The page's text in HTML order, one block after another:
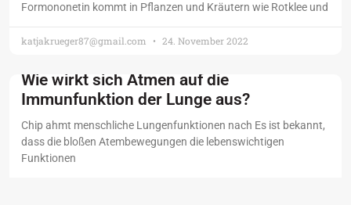
Formononetin kommt in Pflanzen und Kräutern wie Rotklee und
katjakrueger87@gmail.com 24. November 2022
Wie wirkt sich Atmen auf die
Immunfunktion der Lunge aus?
Chip ahmt menschliche Lungenfunktionen nach Es ist bekannt,
dass die bloßen Atembewegungen die lebenswichtigen
Funktionen